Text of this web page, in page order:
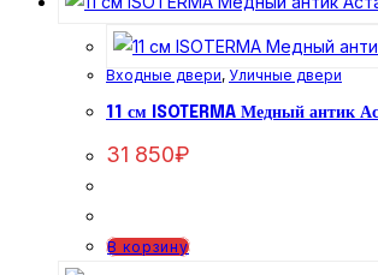
Входные двери, Уличные двери
11 см ISOTERMA Медный антик
31 850₽
В корзину